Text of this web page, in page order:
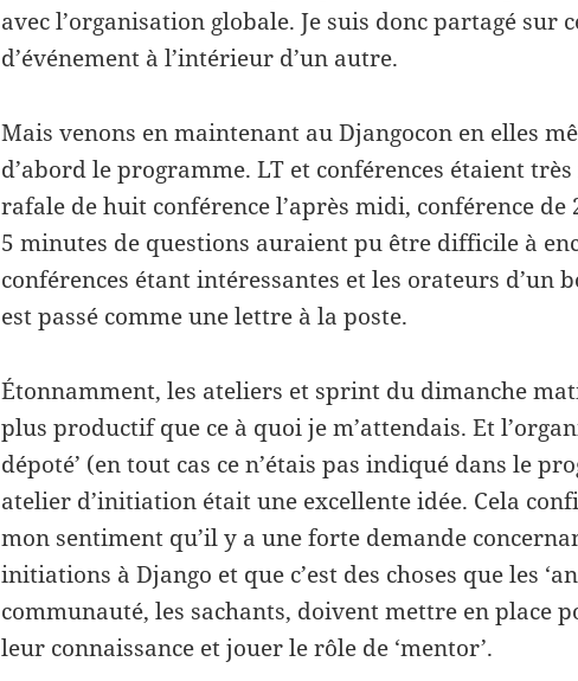
avec l’organisation globale. Je suis donc partagé sur
d’événement à l’intérieur d’un autre.
Mais venons en maintenant au Djangocon en elles
d’abord le programme. LT et conférences étaient
rafale de huit conférence l’après midi, conférence de
5 minutes de questions auraient pu être difficile à
conférences étant intéressantes et les orateurs d’un
est passé comme une lettre à la poste.
Étonnamment, les ateliers et sprint du dimanche
plus productif que ce à quoi je m’attendais. Et
dépoté’ (en tout cas ce n’étais pas indiqué dans le
atelier d’initiation était une excellente idée. Cela
mon sentiment qu’il y a une forte demande
initiations à Django et que c’est des choses que les
communauté, les sachants, doivent mettre en place
leur connaissance et jouer le rôle de ‘mentor’.